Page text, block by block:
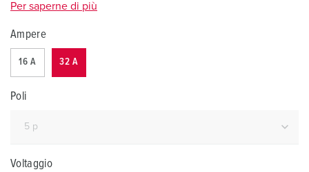
Per saperne di più
Ampere
16 A 32 A
Poli
Voltaggio